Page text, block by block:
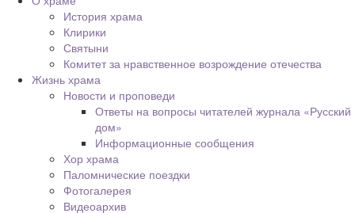
История храма
Клирики
Святыни
Комитет за нравственное возрождение отечества
Жизнь храма
Новости и проповеди
Ответы на вопросы читателей журнала «Русский
дом»
Информационные сообщения
Хор храма
Паломнические поездки
Фотогалерея
Видеоархив